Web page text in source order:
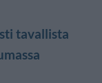
tavallista